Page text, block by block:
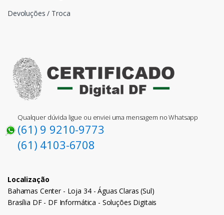
Devoluções / Troca
Qualquer dúvida ligue ou enviei uma mensagem no Whatsapp
(61) 9 9210-9773
(61) 4103-6708
Localização
Bahamas Center - Loja 34 - Águas Claras (Sul)
Brasília DF - DF Informática - Soluções Digitais